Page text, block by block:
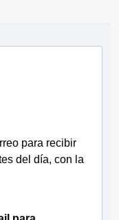
para recibir
del día, con la